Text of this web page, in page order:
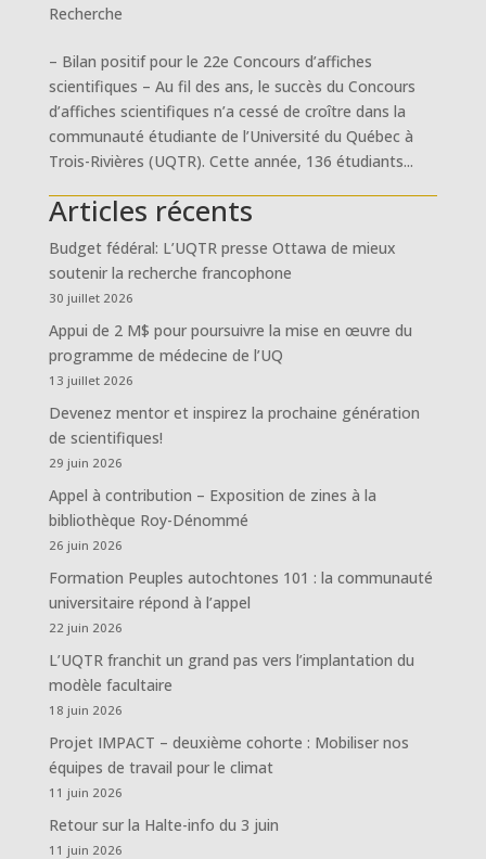
Recherche
– Bilan positif pour le 22e Concours d’affiches
scientifiques – Au fil des ans, le succès du Concours
d’affiches scientifiques n’a cessé de croître dans la
communauté étudiante de l’Université du Québec à
Trois-Rivières (UQTR). Cette année, 136 étudiants...
Articles récents
Budget fédéral: L’UQTR presse Ottawa de mieux
soutenir la recherche francophone
30 juillet 2026
Appui de 2 M$ pour poursuivre la mise en œuvre du
programme de médecine de l’UQ
13 juillet 2026
Devenez mentor et inspirez la prochaine génération
de scientifiques!
29 juin 2026
Appel à contribution – Exposition de zines à la
bibliothèque Roy-Dénommé
26 juin 2026
Formation Peuples autochtones 101 : la communauté
universitaire répond à l’appel
22 juin 2026
L’UQTR franchit un grand pas vers l’implantation du
modèle facultaire
18 juin 2026
Projet IMPACT – deuxième cohorte : Mobiliser nos
équipes de travail pour le climat
11 juin 2026
Retour sur la Halte-info du 3 juin
11 juin 2026